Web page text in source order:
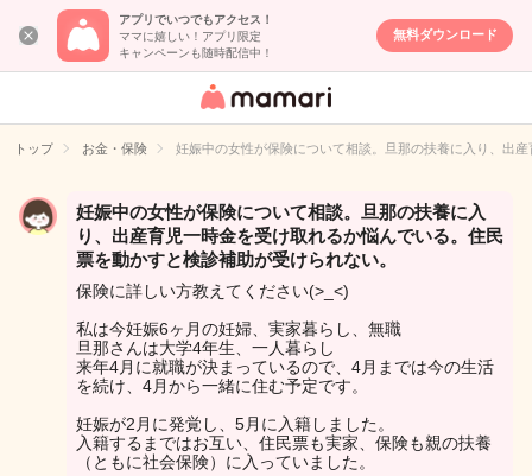
アプリでいつでもアクセス！
ママに嬉しい！アプリ限定
キャンペーンも随時配信中！
無料ダウンロード
女性専用匿名QA
イト
トップ お金・保険 妊娠中の女性が保険について相談。旦那の扶養に入り、出
妊娠中の女性が保険について相談。旦那の扶養に入
り、出産育児一時金を受け取れるか悩んでいる。住民
票を動かすと検診補助が受けられない。
保険に詳しい方教えてください(>_<)
私は今妊娠6ヶ月の妊婦、実家暮らし、無職
旦那さんは大学4年生、一人暮らし
来年4月に就職が決まっているので、4月までは今の生活
を続け、4月から一緒に住む予定です。
妊娠が2月に発覚し、5月に入籍しました。
入籍するまではお互い、住民票も実家、保険も親の扶養
（ともに社会保険）に入っていました。